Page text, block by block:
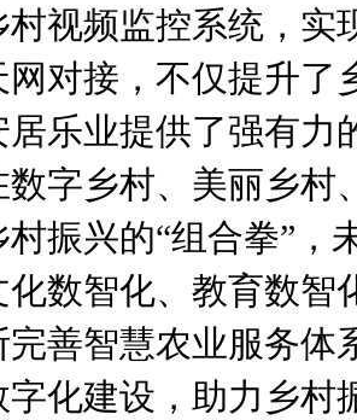
村视频监控系统，实
网对接，不仅提升了
居乐业提供了强有力
字乡村、美丽乡村
振兴的“组合拳”，
数智化、教育数智
善智慧农业服务体
化建设，助力乡村